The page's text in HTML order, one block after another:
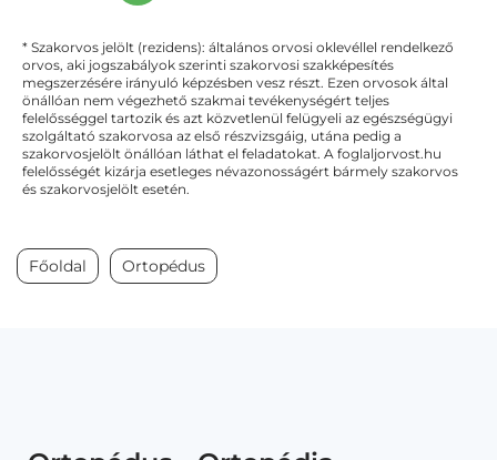
* Szakorvos jelölt (rezidens): általános orvosi oklevéllel rendelkező
orvos, aki jogszabályok szerinti szakorvosi szakképesítés
megszerzésére irányuló képzésben vesz részt. Ezen orvosok által
önállóan nem végezhető szakmai tevékenységért teljes
felelősséggel tartozik és azt közvetlenül felügyeli az egészségügyi
szolgáltató szakorvosa az első részvizsgáig, utána pedig a
szakorvosjelölt önállóan láthat el feladatokat. A foglaljorvost.hu
felelősségét kizárja esetleges névazonosságért bármely szakorvos
és szakorvosjelölt esetén.
Főoldal Ortopédus